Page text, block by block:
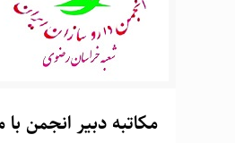
مکاتبه دبیر انجمن